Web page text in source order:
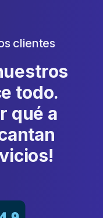
clientes
todo.
qué a